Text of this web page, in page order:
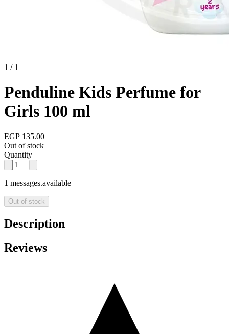
1 / 1
Penduline Kids Perfume for
Girls 100 ml
EGP 135.00
Out of stock
Quantity
1 messages.available
Out of stock
Description
Reviews